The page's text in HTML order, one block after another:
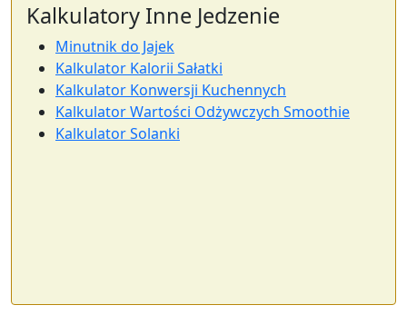
ml
Ser cheddar
403
calories
24.9g
protein
1.3g 33.1g
Kalkulatory Inne Jedzenie
Minutnik do Jajek
Kalkulator Kalorii Sałatki
Kalkulator Konwersji Kuchennych
Kalkulator Wartości Odżywczych Smoothie
Kalkulator Solanki